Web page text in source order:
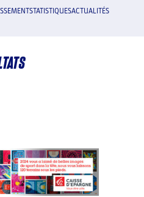
STATISTIQUESACTUALITÉS